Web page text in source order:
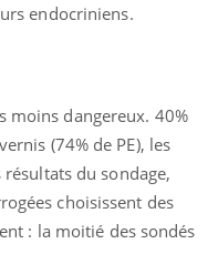
endocriniens.
moins dangereux. 40%
(74% de PE), les
du sondage,
choisissent des
: la moitié des sondés
La sieste empêche-t-elle
VIH : la fin du comprimé
tous les jours se profile-t-
elle enfin ?
Pourquoi votre ventre
gâche-t-il les premiers